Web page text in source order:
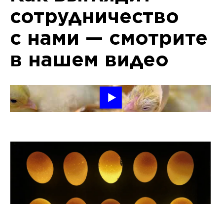
сотрудничество
с нами — смотрите
в нашем видео